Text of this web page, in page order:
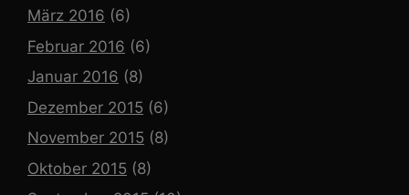
März 2016 (6)
Februar 2016 (6)
Januar 2016 (8)
Dezember 2015 (6)
November 2015 (8)
Oktober 2015 (8)